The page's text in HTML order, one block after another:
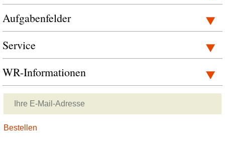
Aufgabenfelder
Service
WR-Informationen